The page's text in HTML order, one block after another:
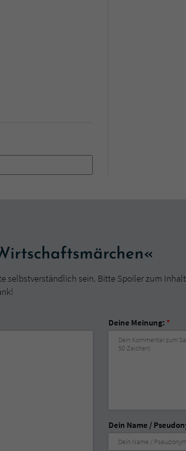
selbstverständlich sein. Bitte Spoiler zum
Deine Meinung: *
Dein Name /